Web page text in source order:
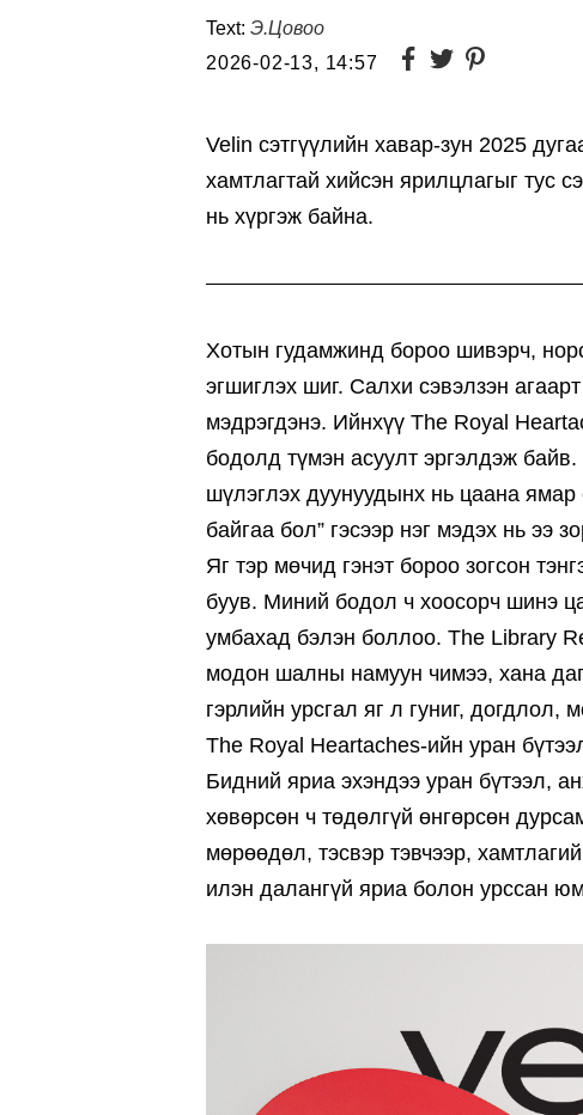
Text: Э.Цовоо
2026-02-13, 14:57
Velin сэтгүүлийн хавар-зун 2025
хамтлагтай хийсэн ярилцлагыг тус
нь хүргэж байна.
Хотын гудамжинд бороо шивэрч,
эгшиглэх шиг. Салхи сэвэлзэн
мэдрэгдэнэ. Ийнхүү The Royal
бодолд түмэн асуулт эргэлдэж
шүлэглэх дуунуудынх нь цаана
байгаа бол” гэсээр нэг мэдэх нь ээ
Яг тэр мөчид гэнэт бороо зогсон
буув. Миний бодол ч хоосорч шинэ
умбахад бэлэн боллоо. The Library
модон шалны намуун чимээ, хана
гэрлийн урсгал яг л гуниг,
The Royal Heartaches-ийн уран
Бидний яриа эхэндээ уран бүтээл,
хөвөрсөн ч төдөлгүй өнгөрсөн
мөрөөдөл, тэсвэр тэвчээр,
илэн далангүй яриа болон урссан